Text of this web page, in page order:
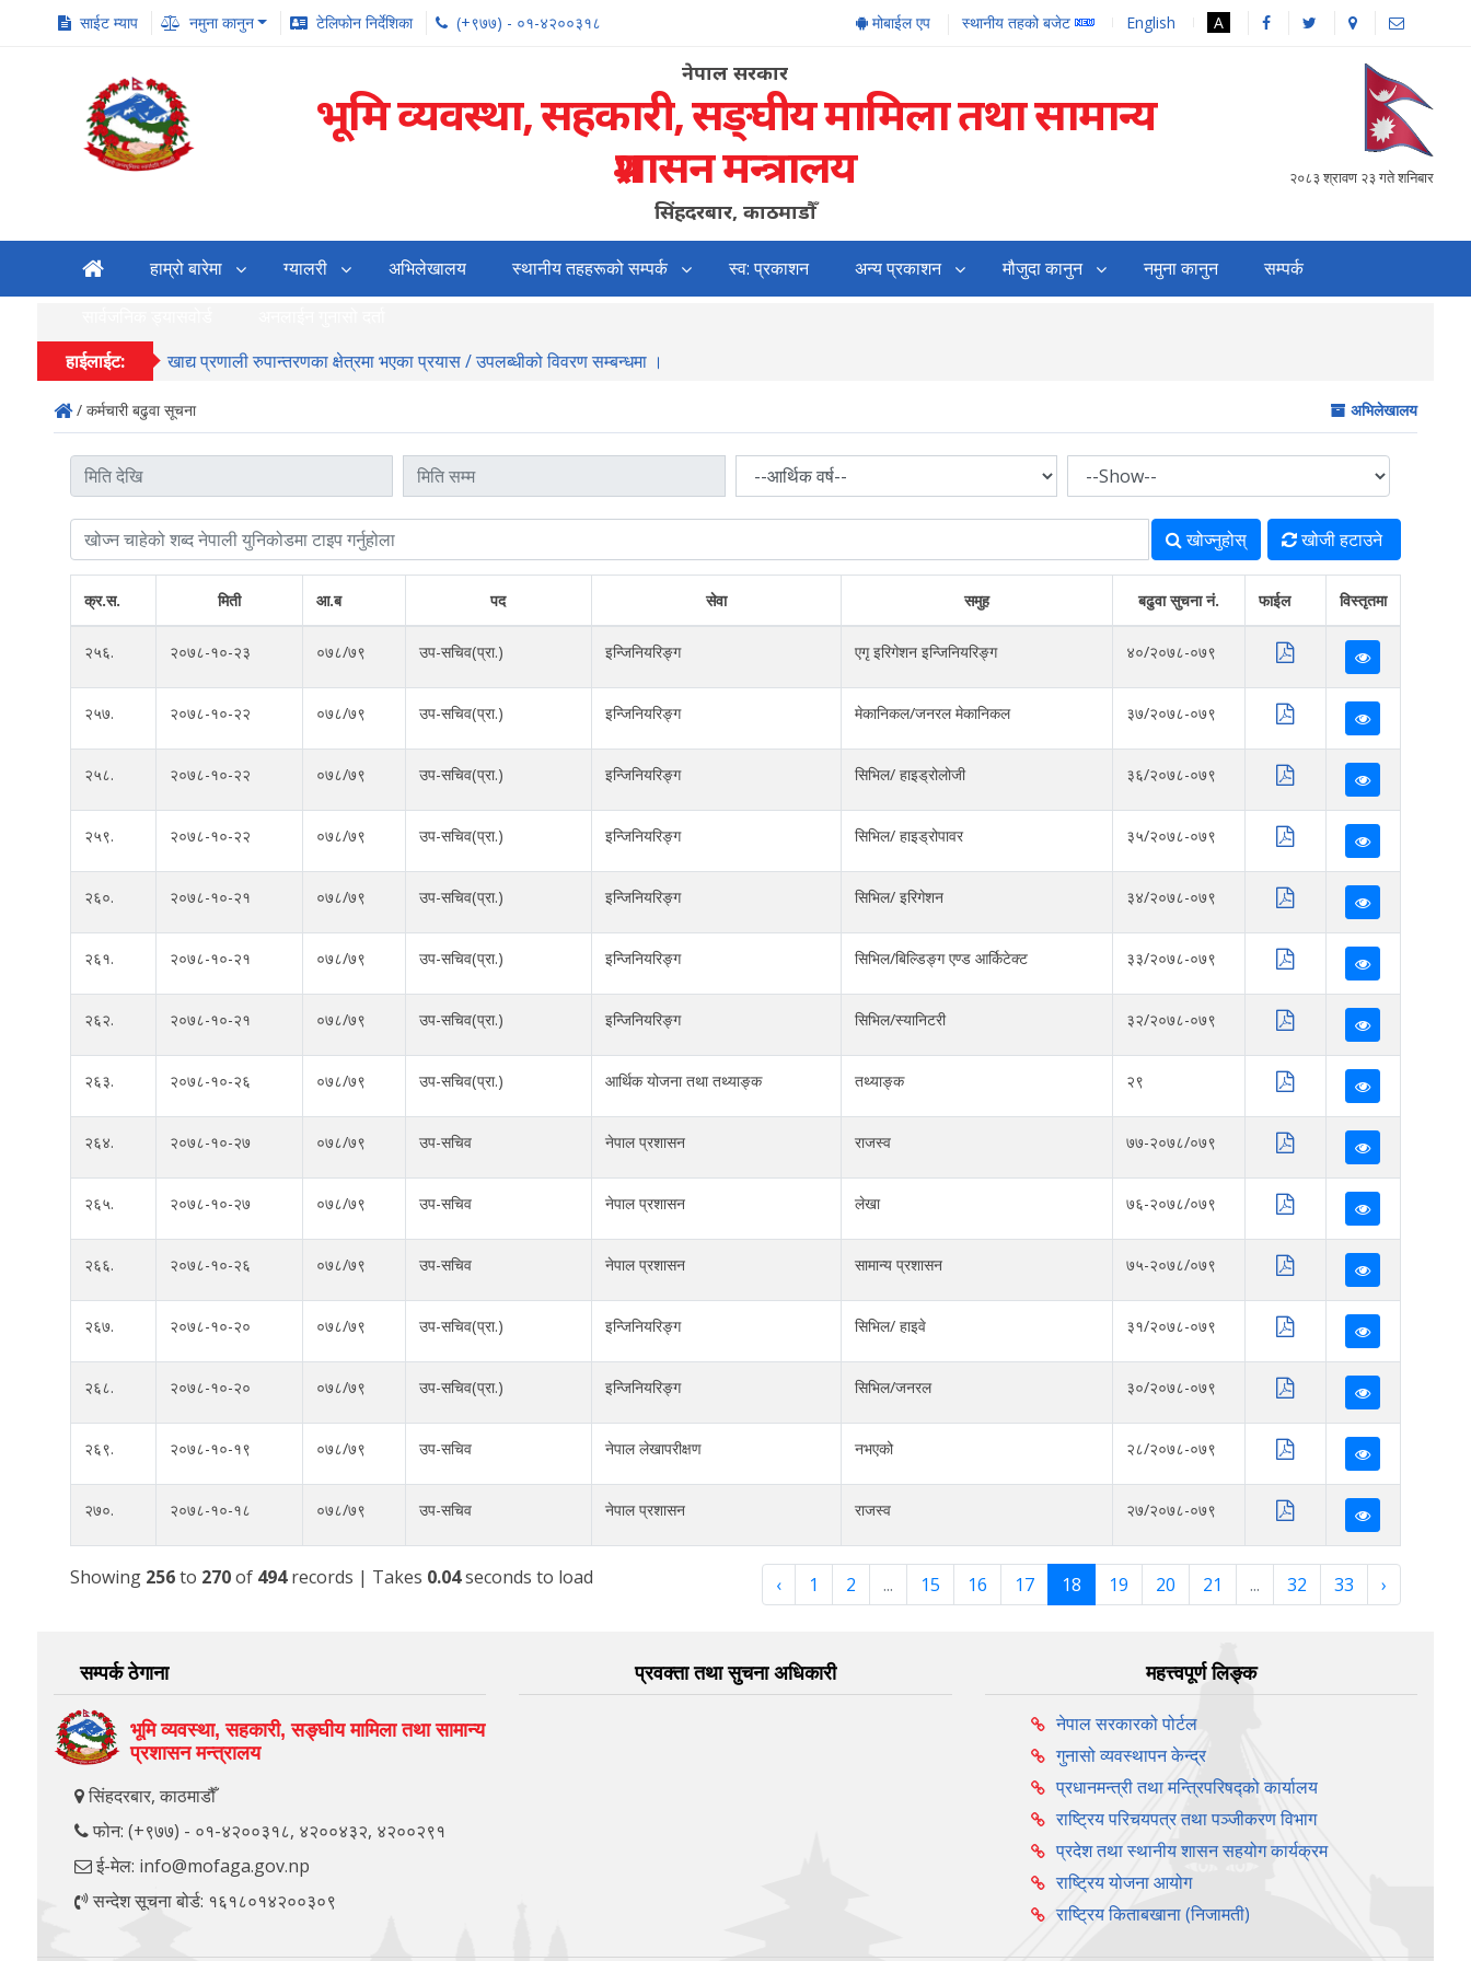
साईट म्याप नमुना कानुन टेलिफोन निर्देशिका (+९७७) - ०१-४२००३१८ मोबाईल एप स्थानीय तहको बजेट English A
नेपाल सरकार
भूमि व्यवस्था, सहकारी, सङ्‍घीय मामिला तथा सामान्य
प्रशासन मन्त्रालय
सिंहदरबार, काठमाडौँ
२०८३ श्रावण २३ गते शनिबार
हाम्रो बारेमा ग्यालरी अभिलेखालय स्थानीय तहहरूको सम्पर्क स्व: प्रकाशन अन्य प्रकाशन मौजुदा कानुन नमुना कानुन सम्पर्क
हाईलाईट: खाद्य प्रणाली रुपान्तरणका क्षेत्रमा भएका प्रयास / उपलब्धीको विवरण सम्बन्धमा ।
/ कर्मचारी बढुवा सूचना अभिलेखालय
खोज्‍नुहोस् खोजी हटाउने
क्र.स. मिती आ.ब पद सेवा समुह बढुवा सुचना नं. फाईल विस्तृतमा
२५६. २०७८-१०-२३ ०७८/७९ उप-सचिव(प्रा.) इन्जिनियरिङ्ग एगृ इरिगेशन इन्जिनियरिङ्ग ४०/२०७८-०७९
२५७. २०७८-१०-२२ ०७८/७९ उप-सचिव(प्रा.) इन्जिनियरिङ्ग मेकानिकल/जनरल मेकानिकल ३७/२०७८-०७९
२५८. २०७८-१०-२२ ०७८/७९ उप-सचिव(प्रा.) इन्जिनियरिङ्ग सिभिल/ हाइड्रोलोजी ३६/२०७८-०७९
२५९. २०७८-१०-२२ ०७८/७९ उप-सचिव(प्रा.) इन्जिनियरिङ्ग सिभिल/ हाइड्रोपावर ३५/२०७८-०७९
२६०. २०७८-१०-२१ ०७८/७९ उप-सचिव(प्रा.) इन्जिनियरिङ्ग सिभिल/ इरिगेशन ३४/२०७८-०७९
२६१. २०७८-१०-२१ ०७८/७९ उप-सचिव(प्रा.) इन्जिनियरिङ्ग सिभिल/बिल्डिङ्ग एण्ड आर्किटेक्ट ३३/२०७८-०७९
२६२. २०७८-१०-२१ ०७८/७९ उप-सचिव(प्रा.) इन्जिनियरिङ्ग सिभिल/स्यानिटरी ३२/२०७८-०७९
२६३. २०७८-१०-२६ ०७८/७९ उप-सचिव(प्रा.) आर्थिक योजना तथा तथ्याङ्क तथ्याङ्क २९
२६४. २०७८-१०-२७ ०७८/७९ उप-सचिव नेपाल प्रशासन राजस्व ७७-२०७८/०७९
२६५. २०७८-१०-२७ ०७८/७९ उप-सचिव नेपाल प्रशासन लेखा ७६-२०७८/०७९
२६६. २०७८-१०-२६ ०७८/७९ उप-सचिव नेपाल प्रशासन सामान्य प्रशासन ७५-२०७८/०७९
२६७. २०७८-१०-२० ०७८/७९ उप-सचिव(प्रा.) इन्जिनियरिङ्ग सिभिल/ हाइवे ३१/२०७८-०७९
२६८. २०७८-१०-२० ०७८/७९ उप-सचिव(प्रा.) इन्जिनियरिङ्ग सिभिल/जनरल ३०/२०७८-०७९
२६९. २०७८-१०-१९ ०७८/७९ उप-सचिव नेपाल लेखापरीक्षण नभएको २८/२०७८-०७९
२७०. २०७८-१०-१८ ०७८/७९ उप-सचिव नेपाल प्रशासन राजस्व २७/२०७८-०७९
Showing 256to 270of 494records | Takes 0.04seconds to load ‹ 1 2 ... 15 16 17 18 19 20 21 ... 32 33 ›
सम्पर्क ठेगाना
भूमि व्यवस्था, सहकारी, सङ्‍घीय मामिला तथा सामान्य
प्रशासन मन्त्रालय
सिंहदरबार, काठमाडौँ
फोन: (+९७७) - ०१-४२००३१८, ४२००४३२, ४२००२९१
ई-मेल: info@mofaga.gov.np
सन्देश सूचना बोर्ड: १६१८०१४२००३०९
प्रवक्ता तथा सुचना अधिकारी महत्त्वपूर्ण लिङ्क
नेपाल सरकारको पोर्टल
गुनासो व्यवस्थापन केन्द्र
प्रधानमन्त्री तथा मन्त्रिपरिषद्को कार्यालय
राष्ट्रिय परिचयपत्र तथा पञ्‍जीकरण विभाग
प्रदेश तथा स्थानीय शासन सहयोग कार्यक्रम
राष्ट्रिय योजना आयोग
राष्ट्रिय किताबखाना (निजामती)